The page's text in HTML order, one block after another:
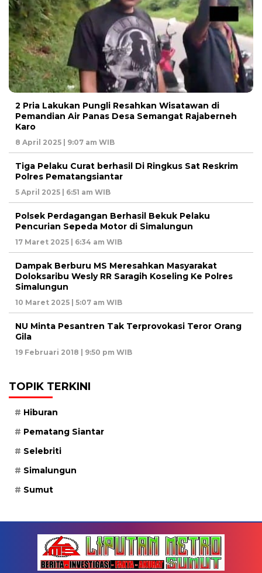
2 Pria Lakukan Pungli Resahkan Wisatawan di
Pemandian Air Panas Desa Semangat Rajaberneh
Karo
8 April 2025 | 9:07 am WIB
Tiga Pelaku Curat berhasil Di Ringkus Sat Reskrim
Polres Pematangsiantar
5 April 2025 | 6:51 am WIB
Polsek Perdagangan Berhasil Bekuk Pelaku
Pencurian Sepeda Motor di Simalungun
17 Maret 2025 | 6:34 am WIB
Dampak Berburu MS Meresahkan Masyarakat
Doloksaribu Wesly RR Saragih Koseling Ke Polres
Simalungun
10 Maret 2025 | 5:07 am WIB
NU Minta Pesantren Tak Terprovokasi Teror Orang
Gila
19 Februari 2018 | 9:50 pm WIB
TOPIK TERKINI
Hiburan
Pematang Siantar
Selebriti
Simalungun
Sumut